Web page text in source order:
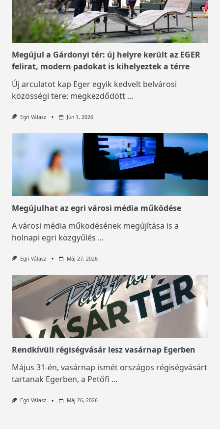
Megújul a Gárdonyi tér: új helyre került az EGER
felirat, modern padokat is kihelyeztek a térre
Új arculatot kap Eger egyik kedvelt belvárosi
közösségi tere: megkezdődött ...
Egri Válasz Jún 1, 2026
Megújulhat az egri városi média működése
A városi média működésének megújítása is a
holnapi egri közgyűlés ...
Egri Válasz Máj 27, 2026
Rendkívüli régiségvásár lesz vasárnap Egerben
Május 31-én, vasárnap ismét országos régiségvásárt
tartanak Egerben, a Petőfi ...
Egri Válasz Máj 26, 2026